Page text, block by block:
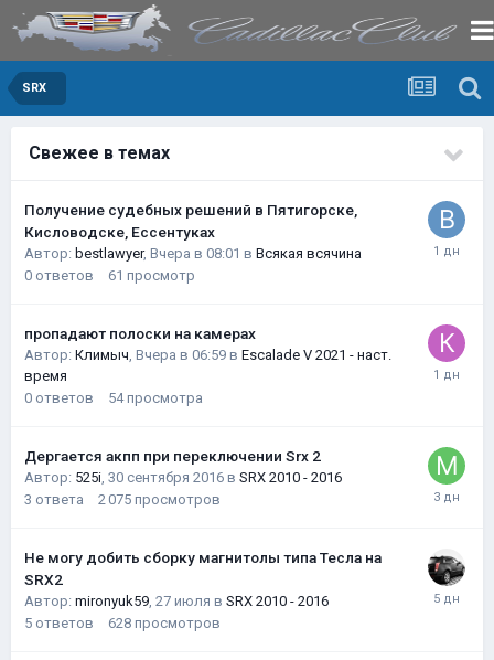
SRX
Свежее в темах
Получение судебных решений в Пятигорске,
Кисловодске, Ессентуках
Автор: bestlawyer, Вчера в 08:01 в Всякая всячина
0 ответов 61 просмотр
пропадают полоски на камерах
Автор: Климыч, Вчера в 06:59 в Escalade V 2021 - наст.
время
0 ответов 54 просмотра
Дергается акпп при переключении Srx 2
Автор: 525i, 30 сентября 2016 в SRX 2010 - 2016
3 ответа 2 075 просмотров
Не могу добить сборку магнитолы типа Тесла на
SRX2
Автор: mironyuk59, 27 июля в SRX 2010 - 2016
5 ответов 628 просмотров